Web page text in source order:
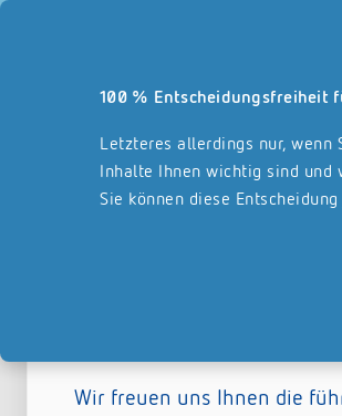
100 % Entscheidungsfreiheit
Letzteres allerdings nur, wenn
Inhalte Ihnen wichtig sind und
Sie können diese
Startseite
Leistungsbereiche
Wir freuen uns Ihnen die